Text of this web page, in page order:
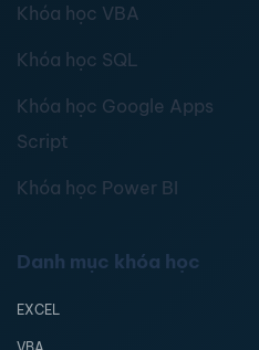
Khóa học VBA
Khóa học SQL
Khóa học Google Apps
Script
Khóa học Power BI
Danh mục khóa học
EXCEL